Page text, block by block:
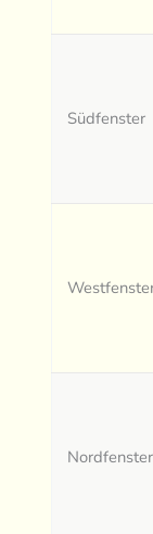
Südfenster
Nordfenster